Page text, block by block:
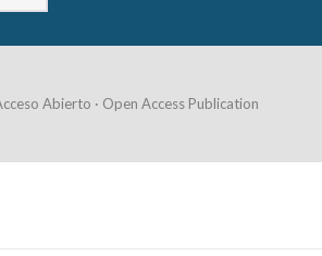
Abierto · Open Access Publication